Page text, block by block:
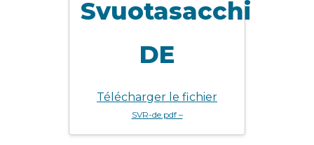
Svuotasacchi
DE
Télécharger le fichier
SVR-de.pdf –